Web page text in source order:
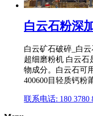
白云石粉深
白云矿石破碎_白
超细磨粉机 白云石
物成分。白云石可
400600目轻质钙粉
联系电话: 180 3780